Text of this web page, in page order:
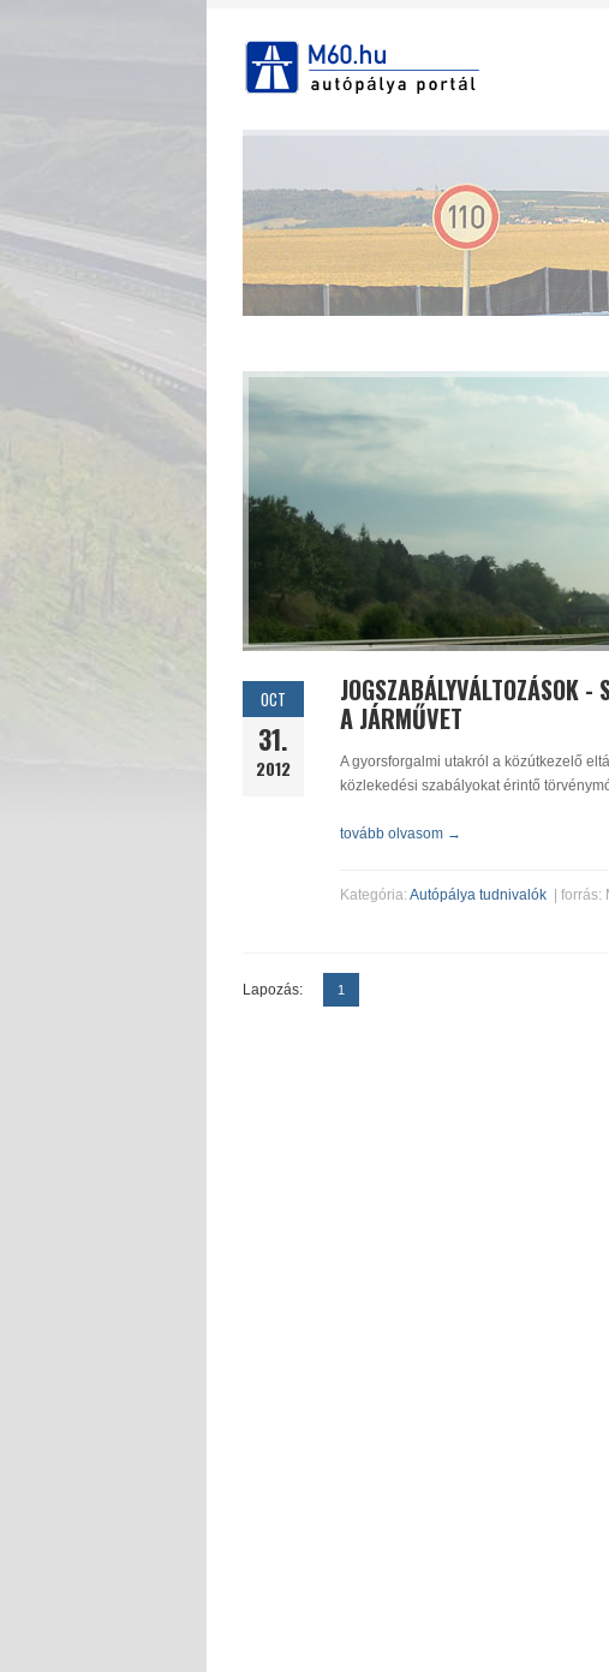
OCT
31.
2012
JOGSZABÁLYVÁLTOZÁSOK
A JÁRMŰVET
A gyorsforgalmi utakról a közútkezelő
közlekedési szabályokat érintő
tovább olvasom →
Kategória: Autópálya tudnivalók | forrás:
Lapozás: 1